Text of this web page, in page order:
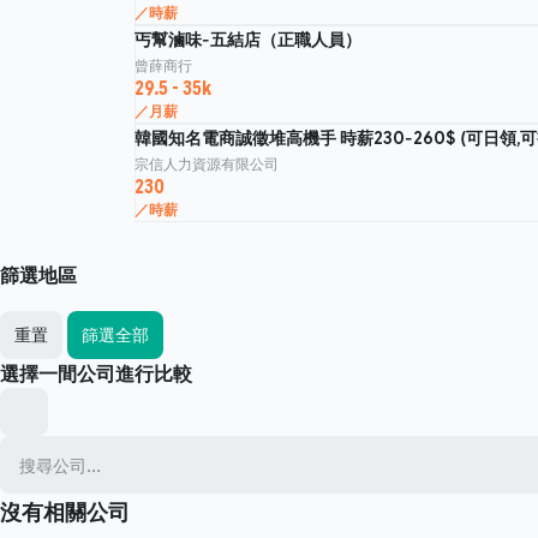
／時薪
丐幫滷味-五結店（正職人員）
曾薛商行
29.5 - 35k
／月薪
韓國知名電商誠徵堆高機手 時薪230-260$ (可日領,
宗信人力資源有限公司
230
／時薪
篩選地區
重置 篩選全部
選擇一間公司進行比較
沒有相關公司